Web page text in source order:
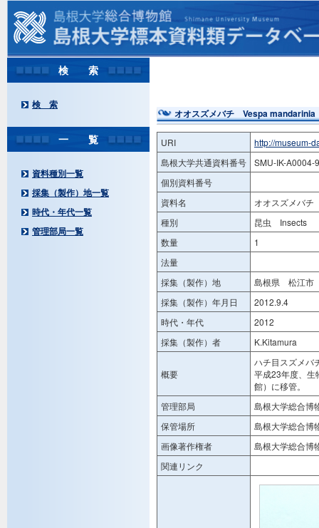
検 索
検 索
一 覧
資料種別一覧
採集（製作）地一覧
時代・年代一覧
管理部局一覧
オオスズメバチ Vespa mandarinia
URI
http://museum-
島根大学共通資料番号
SMU-IK-A0004-9
個別資料番号
資料名
オオスズメバ
種別
昆虫 Insects
数量
1
法量
採集（製作）地
島根県 松江市
採集（製作）年月日
2012.9.4
時代・年代
2012
採集（製作）者
K.Kitamura
概要
ハチ目スズメバ
平成23年度、生
館）に移管。
管理部局
島根大学総合博
保管場所
島根大学総合博
画像著作権者
島根大学総合博
関連リンク